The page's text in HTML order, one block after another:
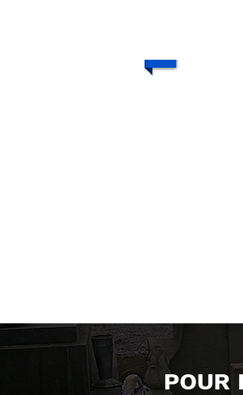
POUR